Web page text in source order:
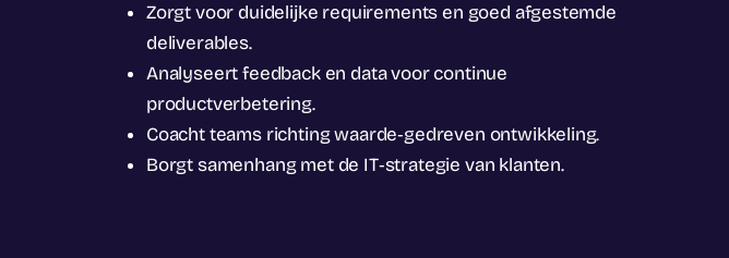
Zorgt voor duidelijke requirements en goed afgestemde
deliverables.
Analyseert feedback en data voor continue
productverbetering.
Coacht teams richting waarde‑gedreven ontwikkeling.
Borgt samenhang met de IT‑strategie van klanten.